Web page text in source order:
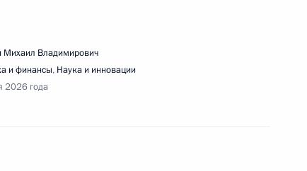
Совета по стратегическому развитию
Михаил Владимирович
и финансы, Наука и инновации
2026 года